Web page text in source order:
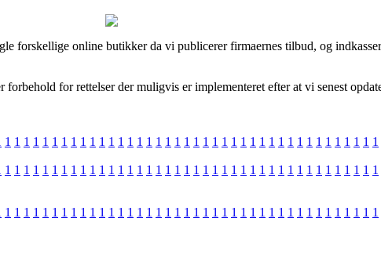
forskellige online butikker da vi publicerer firmaernes tilbud, og
for rettelser der muligvis er implementeret efter at vi senest
1 1 1 1 1 1 1 1 1 1 1 1 1 1 1 1 1 1 1 1 1 1 1 1 1 1 1 1 1 1 1 1 1 1 1 1 1 1 1 1
1 1 1 1 1 1 1 1 1 1 1 1 1 1 1 1 1 1 1 1 1 1 1 1 1 1 1 1 1 1 1 1 1 1 1 1 1 1 1 1
1 1 1 1 1 1 1 1 1 1 1 1 1 1 1 1 1 1 1 1 1 1 1 1 1 1 1 1 1 1 1 1 1 1 1 1 1 1 1 1